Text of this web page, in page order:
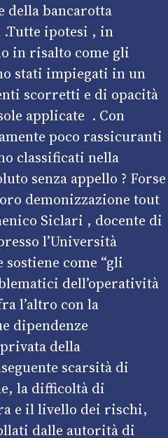
della bancarotta
.Tutte ipotesi , in
in risalto come gli
stati impiegati in un
scorretti e di opacità
applicate . Con
poco rassicuranti
classificati nella
senza appello ? Forse
demonizzazione tout
Siclari , docente di
l’Università
sostiene come “gli
dell’operatività
l’altro con la
dipendenze
della
scarsità di
la difficoltà di
e il livello dei rischi,
dalle autorità di